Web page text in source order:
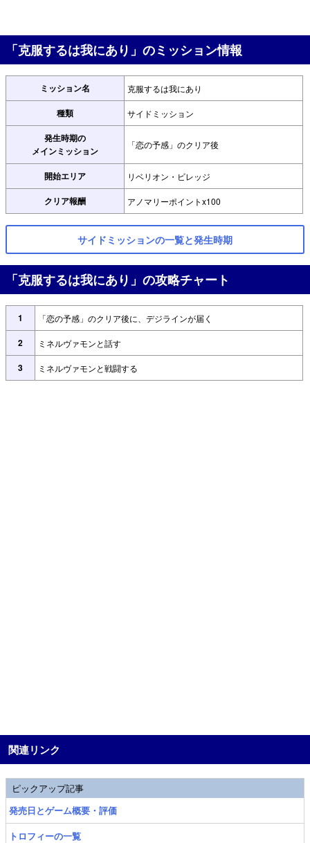
「克服するは我にあり」のミッション情報
ミッション名 克服するは我にあり
種類 サイドミッション
発生時期の
メインミッション
「恋の予感」のクリア後
開始エリア リベリオン・ビレッジ
クリア報酬 アノマリーポイントx100
サイドミッションの一覧と発生時期
「克服するは我にあり」の攻略チャート
1 「恋の予感」のクリア後に、デジラインが届く
2 ミネルヴァモンと話す
3 ミネルヴァモンと戦闘する
関連リンク
ピックアップ記事
発売日とゲーム概要・評価
トロフィーの一覧